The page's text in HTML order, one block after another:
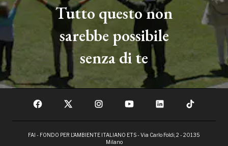
Tutto questo non
sarebbe possibile
senza di te
FAI - FONDO PER L'AMBIENTE ITALIANO ETS - Via Carlo Foldi, 2 - 20135
Milano